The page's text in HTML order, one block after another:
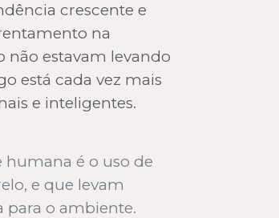
crescente e
na
não estavam levando
está cada vez mais
e inteligentes.
é o uso de
e que levam
para o ambiente.